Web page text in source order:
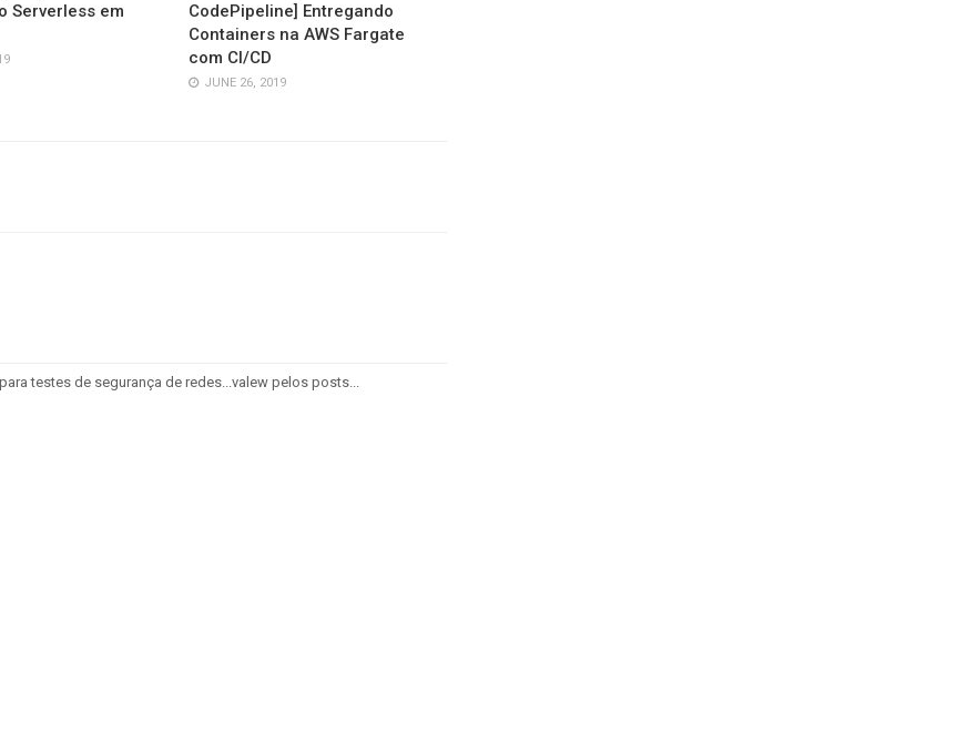
Serverless em
CodePipeline] Entregando
Containers na AWS Fargate
com CI/CD
JUNE 26, 2019
testes de segurança de redes...valew pelos posts...